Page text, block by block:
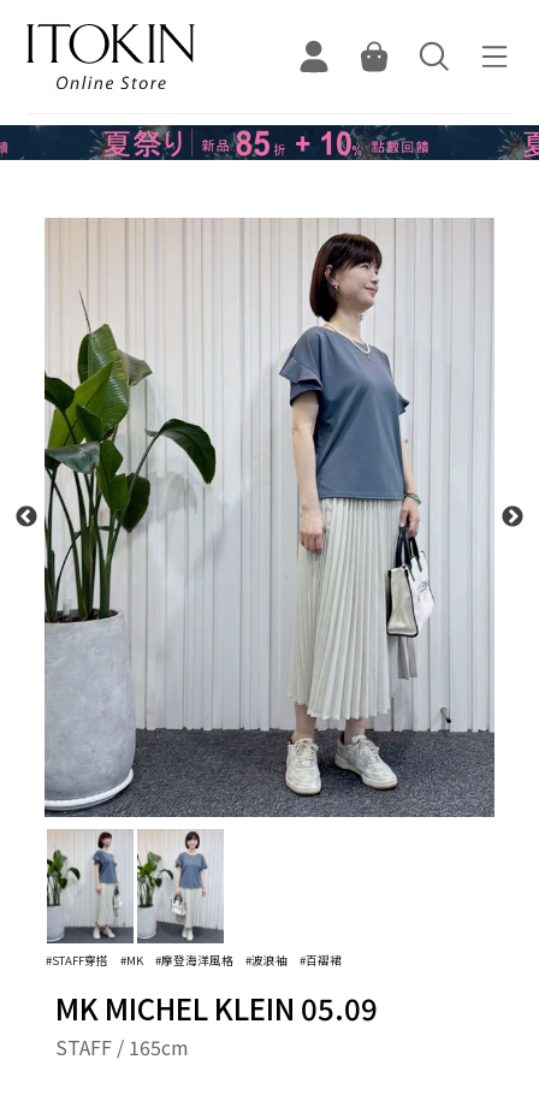
#STAFF穿搭 #MK #摩登海洋風格 #波浪袖 #百褶裙
MK MICHEL KLEIN 05.09
STAFF / 165cm